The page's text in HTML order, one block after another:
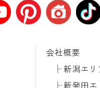
会社概要
新潟エリ
新発田エ